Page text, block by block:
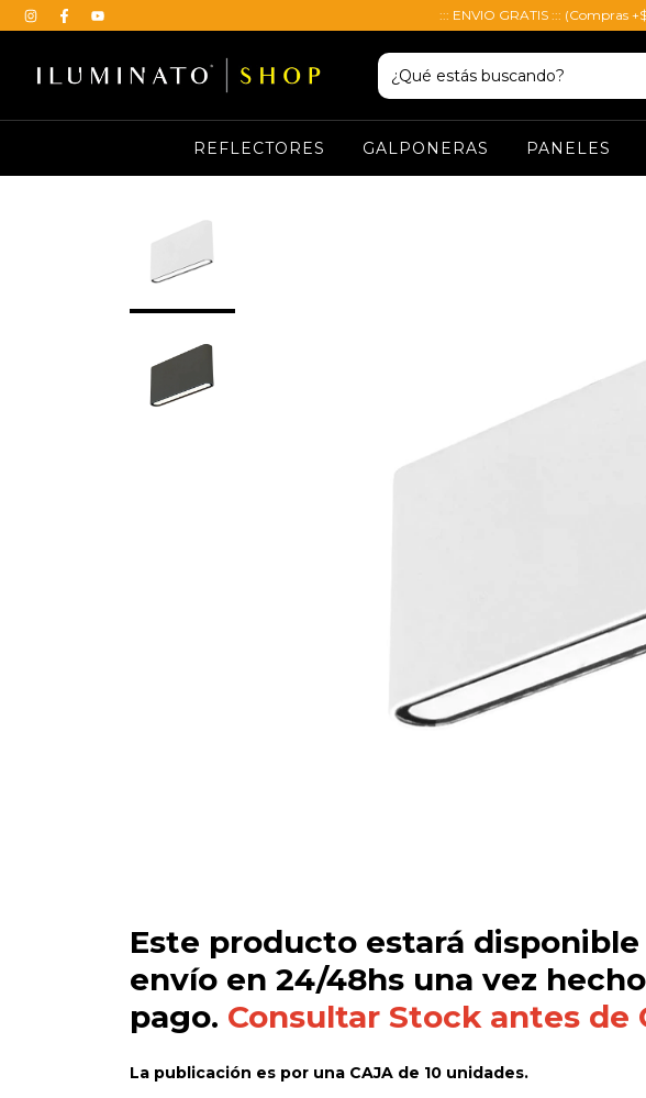
::: ENVIO GRATIS ::: (Compras
REFLECTORES GALPONERAS PANELES
Este producto estará
envío en 24/48hs una vez
pago. Consultar Stock antes de
La publicación es por una CAJA de 10 unidades.